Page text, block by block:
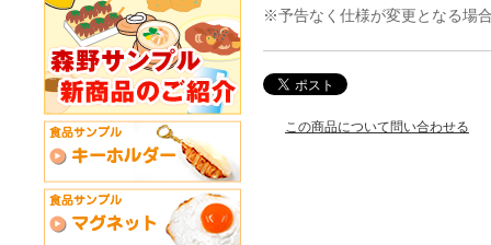
※予告なく仕様が変更となる場
この商品について問い合わせる